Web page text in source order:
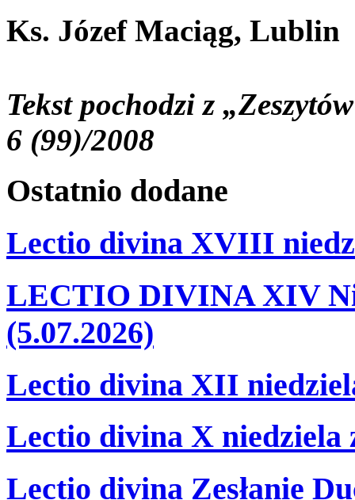
Ks. Józef Maciąg, Lublin
Tekst pochodzi z
6 (99)/2008
Ostatnio dodane
Lectio divina XVIII
LECTIO DIVINA XIV
(5.07.2026)
Lectio divina XII
Lectio divina X niedziela
Lectio divina Zesłanie